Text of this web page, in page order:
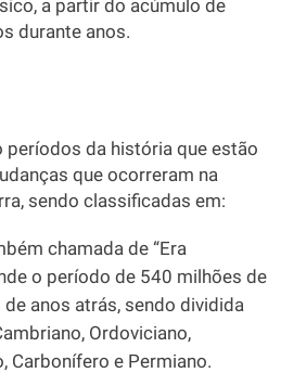
a partir do acúmulo de
durante anos.
períodos da história que estão
que ocorreram na
sendo classificadas em:
chamada de “Era
o período de 540 milhões de
anos atrás, sendo dividida
Ordoviciano,
Carbonífero e Permiano.